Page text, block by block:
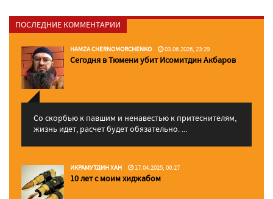
ПОСЛЕДНИЕ КОММЕНТАРИИ
HAMZA CHERNOMORCHENKO 03.06.2026, 23:29
Сегодня в Тюмени убит Исомитдин Акбаров
Со скорбью к павшим и ненавестью к притеснителям,
жизнь идет, расчет будет обязательно. ...
ИКРАМУТДИН ХАН 17.04.2025, 00:27
10 лет с моим хиджабом